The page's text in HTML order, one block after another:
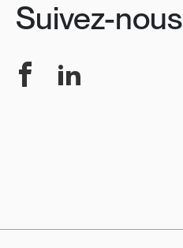
Suivez-nous
FacebookLinkedIn